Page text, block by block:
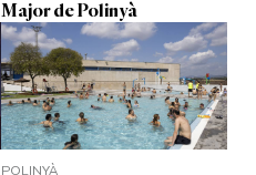
Major de Polinyà
POLINYÀ